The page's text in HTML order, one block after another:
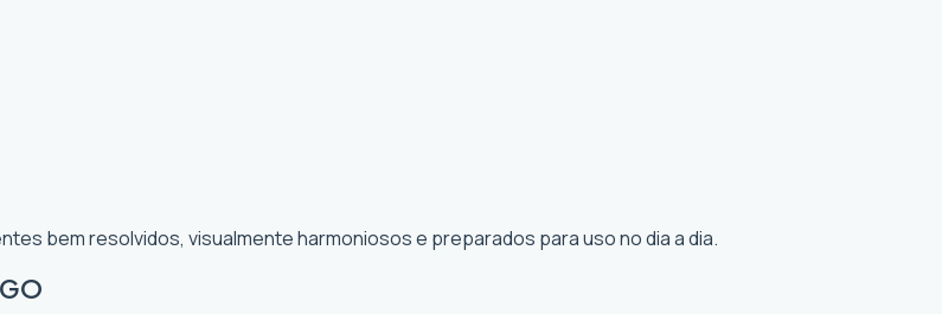
bem resolvidos, visualmente harmoniosos e preparados para uso no dia a dia.